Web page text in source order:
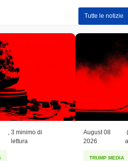
fascia di prezzo di MICRO
$0.027535
scambiato
al di sotto del
MICRO SUN rispetto al
SUN ha guadagnato0.00%,
crypto complessivo che ha registrato
. Ciò indica un ritardo temporaneo
Tutte le notizie
,3 minimo di
lettura
August 08
2026
TRUMP MEDIA